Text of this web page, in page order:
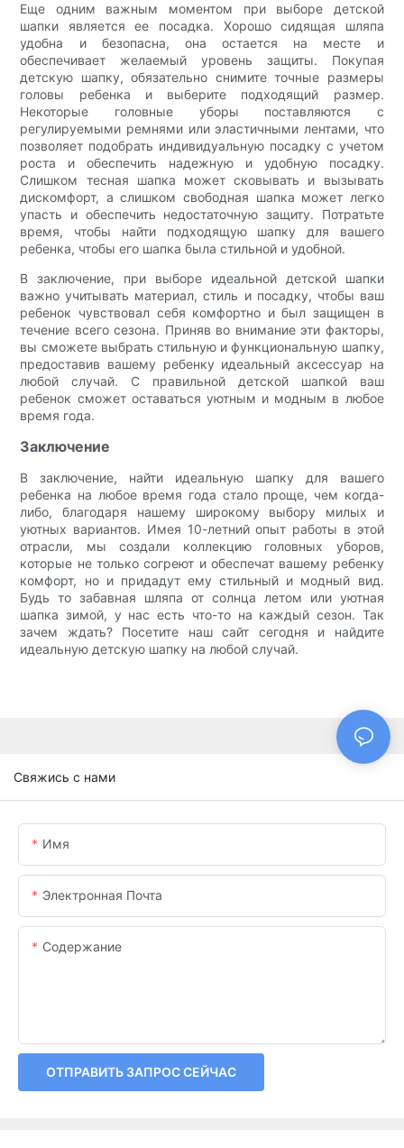
Еще одним важным моментом при выборе детской
шапки является ее посадка. Хорошо сидящая шляпа
удобна и безопасна, она остается на месте и
обеспечивает желаемый уровень защиты. Покупая
детскую шапку, обязательно снимите точные размеры
головы ребенка и выберите подходящий размер.
Некоторые головные уборы поставляются с
регулируемыми ремнями или эластичными лентами, что
позволяет подобрать индивидуальную посадку с учетом
роста и обеспечить надежную и удобную посадку.
Слишком тесная шапка может сковывать и вызывать
дискомфорт, а слишком свободная шапка может легко
упасть и обеспечить недостаточную защиту. Потратьте
время, чтобы найти подходящую шапку для вашего
ребенка, чтобы его шапка была стильной и удобной.
В заключение, при выборе идеальной детской шапки
важно учитывать материал, стиль и посадку, чтобы ваш
ребенок чувствовал себя комфортно и был защищен в
течение всего сезона. Приняв во внимание эти факторы,
вы сможете выбрать стильную и функциональную шапку,
предоставив вашему ребенку идеальный аксессуар на
любой случай. С правильной детской шапкой ваш
ребенок сможет оставаться уютным и модным в любое
время года.
Заключение
В заключение, найти идеальную шапку для вашего
ребенка на любое время года стало проще, чем когда-
либо, благодаря нашему широкому выбору милых и
уютных вариантов. Имея 10-летний опыт работы в этой
отрасли, мы создали коллекцию головных уборов,
которые не только согреют и обеспечат вашему ребенку
комфорт, но и придадут ему стильный и модный вид.
Будь то забавная шляпа от солнца летом или уютная
шапка зимой, у нас есть что-то на каждый сезон. Так
зачем ждать? Посетите наш сайт сегодня и найдите
идеальную детскую шапку на любой случай.
Свяжись с нами
Имя
Электронная Почта
Содержание
ОТПРАВИТЬ ЗАПРОС СЕЙЧАС